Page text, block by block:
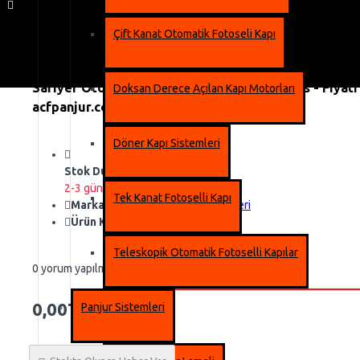
Çift Kanat Otomatik Fotoseli Kapı
Doksan Derece Açılan Kapı Motorları
Döner Kapı Sistemleri
Tek Kanat Fotoselli Kapı
Teleskopik Otomatik Fotoselli Kapılar
Panjur Sistemleri
Sarıyer Otomatik Fotoselli Kapı Arıza Servis - Fiyatı
acfpanjur.com
Stok Durumu:
2-3 gün içinde
Marka:
Acf Otomatik Kapı Sistemleri
Ürün Kodu::
0 yorum yapılmış.
0,00TL